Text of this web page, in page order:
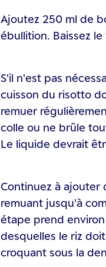
Ajoutez 250 ml de
ébullition. Baissez le
S'il n'est pas
cuisson du risotto
remuer
colle ou ne brûle
Le liquide devrait
Continuez à ajouter
remuant jusqu'à
étape prend
desquelles le riz
croquant sous la